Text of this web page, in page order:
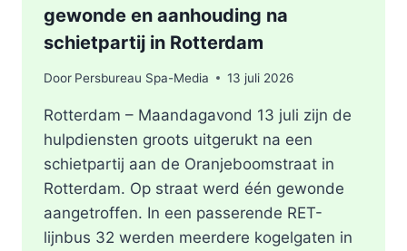
gewonde en aanhouding na
schietpartij in Rotterdam
Door Persbureau Spa-Media 13 juli 2026
Rotterdam – Maandagavond 13 juli zijn de
hulpdiensten groots uitgerukt na een
schietpartij aan de Oranjeboomstraat in
Rotterdam. Op straat werd één gewonde
aangetroffen. In een passerende RET-
lijnbus 32 werden meerdere kogelgaten in